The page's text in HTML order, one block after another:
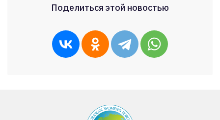
Поделиться этой новостью